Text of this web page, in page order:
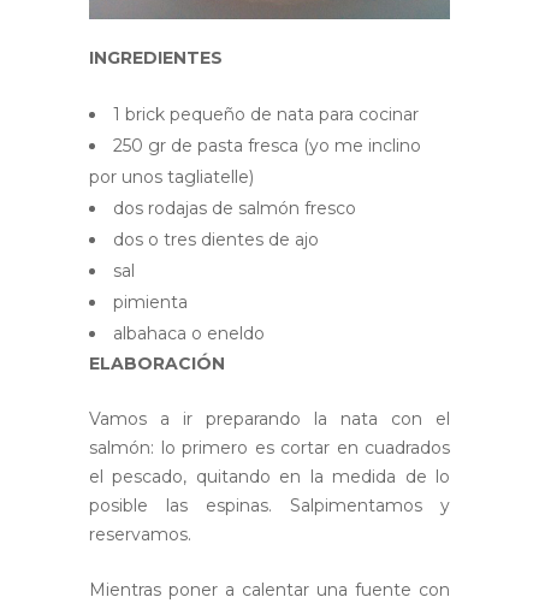
INGREDIENTES
1 brick pequeño de nata para cocinar
250 gr de pasta fresca (yo me inclino
por unos tagliatelle)
dos rodajas de salmón fresco
dos o tres dientes de ajo
sal
pimienta
albahaca o eneldo
ELABORACIÓN
Vamos a ir preparando la nata con el
salmón: lo primero es cortar en cuadrados
el pescado, quitando en la medida de lo
posible las espinas. Salpimentamos y
reservamos.
Mientras poner a calentar una fuente con